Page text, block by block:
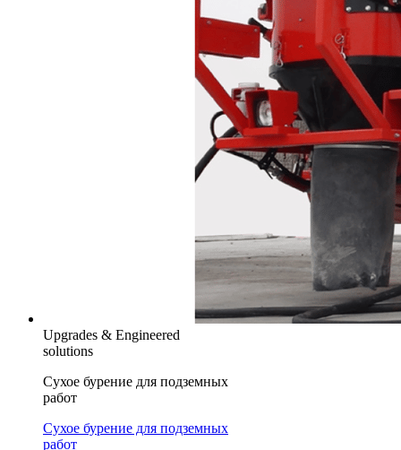
Upgrades & Engineered
solutions
Сухое бурение для подземных
работ
Сухое бурение для подземных
работ